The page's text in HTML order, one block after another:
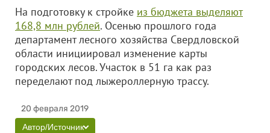
На подготовку к стройке из бюджета выделяют
168,8 млн рублей. Осенью прошлого года
департамент лесного хозяйства Свердловской
области инициировал изменение карты
городских лесов. Участок в 51 га как раз
переделают под лыжероллерную трассу.
20 февраля 2019
Автор/Источник